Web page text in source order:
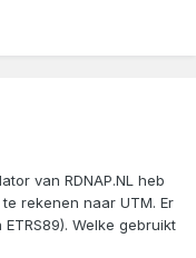
van RDNAP.NL heb
rekenen naar UTM. Er
Welke gebruikt